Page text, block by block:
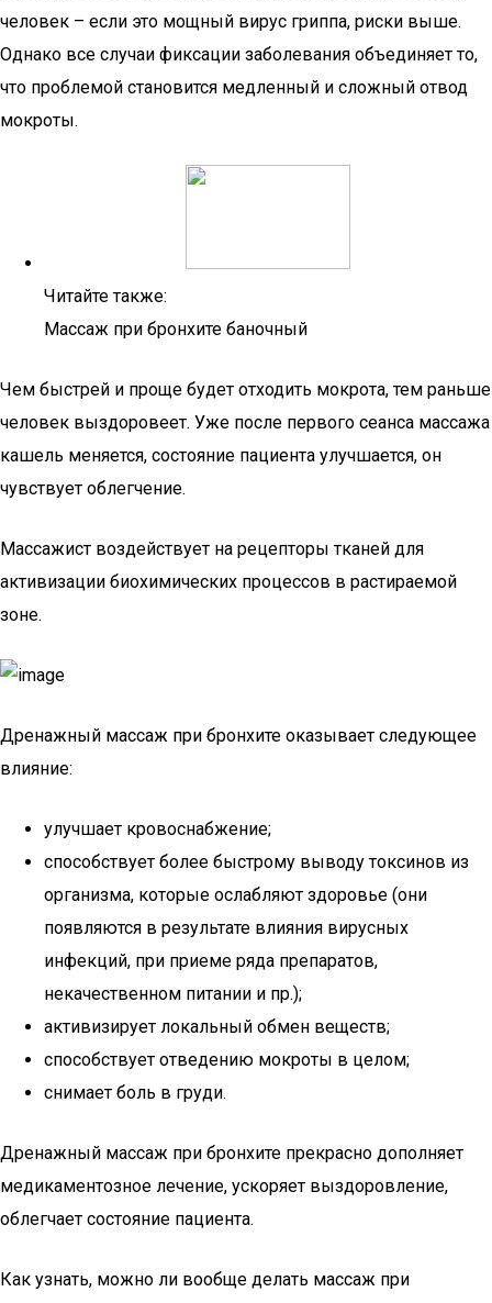
человек – если это мощный вирус гриппа, риски выше.
Однако все случаи фиксации заболевания объединяет то,
что проблемой становится медленный и сложный отвод
мокроты.
Читайте также:
Массаж при бронхите баночный
Чем быстрей и проще будет отходить мокрота, тем раньше
человек выздоровеет. Уже после первого сеанса массажа
кашель меняется, состояние пациента улучшается, он
чувствует облегчение.
Массажист воздействует на рецепторы тканей для
активизации биохимических процессов в растираемой
зоне.
Дренажный массаж при бронхите оказывает следующее
влияние:
улучшает кровоснабжение;
способствует более быстрому выводу токсинов из
организма, которые ослабляют здоровье (они
появляются в результате влияния вирусных
инфекций, при приеме ряда препаратов,
некачественном питании и пр.);
активизирует локальный обмен веществ;
способствует отведению мокроты в целом;
снимает боль в груди.
Дренажный массаж при бронхите прекрасно дополняет
медикаментозное лечение, ускоряет выздоровление,
облегчает состояние пациента.
Как узнать, можно ли вообще делать массаж при